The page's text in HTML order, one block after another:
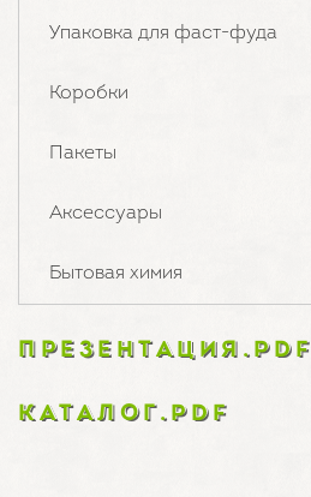
Упаковка для фаст-фуда
Коробки
Пакеты
Аксессуары
Бытовая химия
ПРЕЗЕНТАЦИЯ.PDF
КАТАЛОГ.PDF